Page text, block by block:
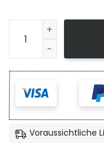
Herbst In Dänemark -
Voraussichtliche